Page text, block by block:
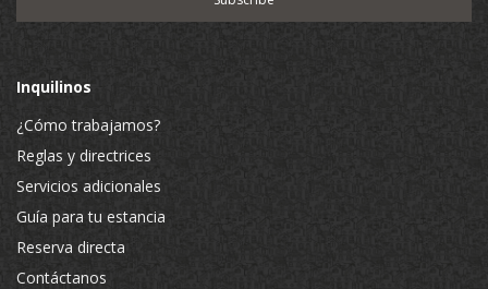
Inquilinos
¿Cómo trabajamos?
Reglas y directrices
Servicios adicionales
Guía para tu estancia
Reserva directa
Contáctanos